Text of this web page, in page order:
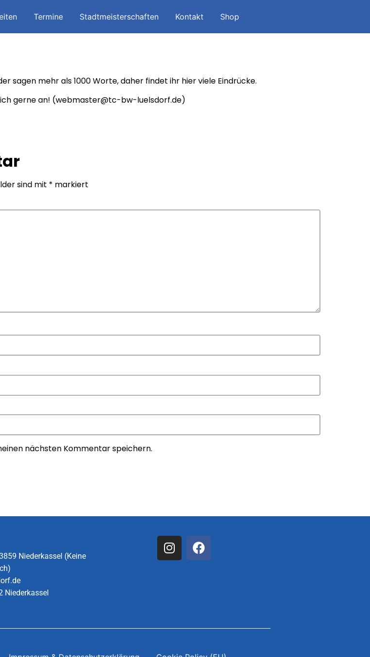
Termine Stadtmeisterschaften Kontakt Shop
sagen mehr als 1000 Worte, daher findet ihr hier viele Eindrücke.
gerne an! (webmaster@tc-bw-luelsdorf.de)
sind mit * markiert
nächsten Kommentar speichern.
Niederkassel (Keine
Niederkassel